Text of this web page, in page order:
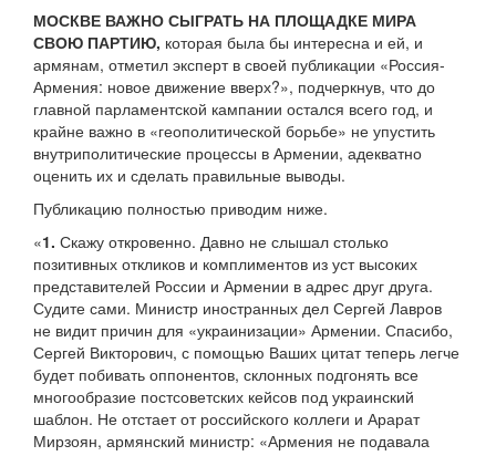
МОСКВЕ ВАЖНО СЫГРАТЬ НА ПЛОЩАДКЕ МИРА
СВОЮ ПАРТИЮ, которая была бы интересна и ей, и
армянам, отметил эксперт в своей публикации «Россия-
Армения: новое движение вверх?», подчеркнув, что до
главной парламентской кампании остался всего год, и
крайне важно в «геополитической борьбе» не упустить
внутриполитические процессы в Армении, адекватно
оценить их и сделать правильные выводы.
Публикацию полностью приводим ниже.
«1. Скажу откровенно. Давно не слышал столько
позитивных откликов и комплиментов из уст высоких
представителей России и Армении в адрес друг друга.
Судите сами. Министр иностранных дел Сергей Лавров
не видит причин для «украинизации» Армении. Спасибо,
Сергей Викторович, с помощью Ваших цитат теперь легче
будет побивать оппонентов, склонных подгонять все
многообразие постсоветских кейсов под украинский
шаблон. Не отстает от российского коллеги и Арарат
Мирзоян, армянский министр: «Армения не подавала